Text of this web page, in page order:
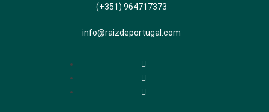
(+351) 964717373
info@raizdeportugal.com